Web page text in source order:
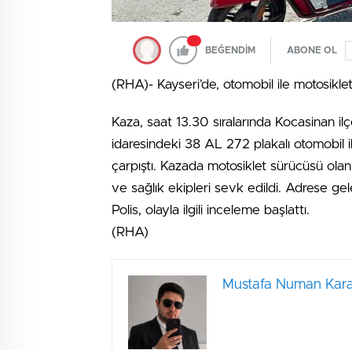
BEĞENDİM ABONE OL
(RHA)- Kayseri’de, otomobil ile
Kaza, saat 13.30 sıralarında Kocasinan
idaresindeki 38 AL 272 plakalı otomobil
çarpıştı. Kazada motosiklet sürücüsü
ve sağlık ekipleri sevk edildi. Adrese
Polis, olayla ilgili inceleme başlattı.
(RHA)
Mustafa Numan